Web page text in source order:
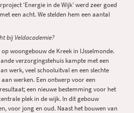
‘Energie in de Wijk’ werd zeer goed
een acht. We stelden hem een aantal
bij Veldacademie?
woongebouw de Kreek in IJsselmonde.
verzorgingstehuis kampte met een
werk, veel schooluitval en een slechte
werken. Een ontwerp voor een
een nieuwe bestemming voor het
plek in de wijk. In dit gebouw
voor jong en oud. Naast het bouwen van